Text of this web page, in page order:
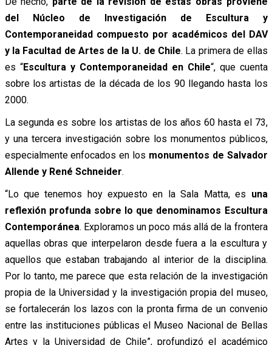
del Núcleo de Investigación de Escultura y
Contemporaneidad compuesto por académicos del DAV
y la Facultad de Artes de la U. de Chile. La primera de ellas
es “Escultura y Contemporaneidad en Chile“, que cuenta
sobre los artistas de la década de los 90 llegando hasta los
2000.
La segunda es sobre los artistas de los años 60 hasta el 73,
y una tercera investigación sobre los monumentos públicos,
especialmente enfocados en los monumentos de Salvador
Allende y René Schneider.
“Lo que tenemos hoy expuesto en la Sala Matta, es una
reflexión profunda sobre lo que denominamos Escultura
Contemporánea. Exploramos un poco más allá de la frontera
aquellas obras que interpelaron desde fuera a la escultura y
aquellos que estaban trabajando al interior de la disciplina.
Por lo tanto, me parece que esta relación de la investigación
propia de la Universidad y la investigación propia del museo,
se fortalecerán los lazos con la pronta firma de un convenio
entre las instituciones públicas el Museo Nacional de Bellas
Artes y la Universidad de Chile”, profundizó el académico